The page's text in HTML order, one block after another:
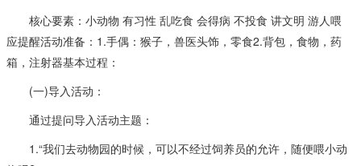
核心要素：小动物 有习性 乱吃食 会得病 不投食 讲文明 游人喂
应提醒活动准备：1.手偶：猴子，兽医头饰，零食2.背包，食物，药
箱，注射器基本过程：
(一)导入活动：
通过提问导入活动主题：
1.“我们去动物园的时候，可以不经过饲养员的允许，随便喂小动